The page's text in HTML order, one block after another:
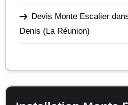
Devis Monte Escalier
Denis (La Réunion)